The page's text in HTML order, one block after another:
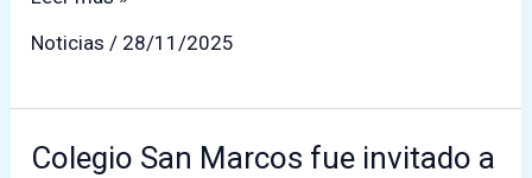
Exhibe
Noticias / 28/11/2025
Colegio San Marcos fue invitado a